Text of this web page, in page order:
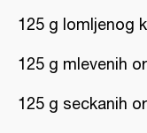
125 g lomljenog
125 g mlevenih
125 g seckanih